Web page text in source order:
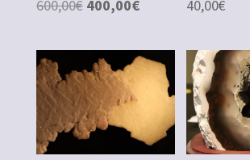
600,00€ Le
initial
était :
600,00€.
400,00€Le
actuel
est :
400,00€.
40,00€